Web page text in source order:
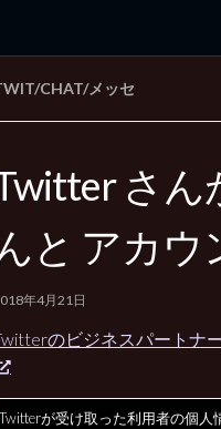
日記 3rd
CHAT/メッセ
さん
と アカウ
年4月21日
のビジネスパートナ
Twitterが受け取った利用者の個人